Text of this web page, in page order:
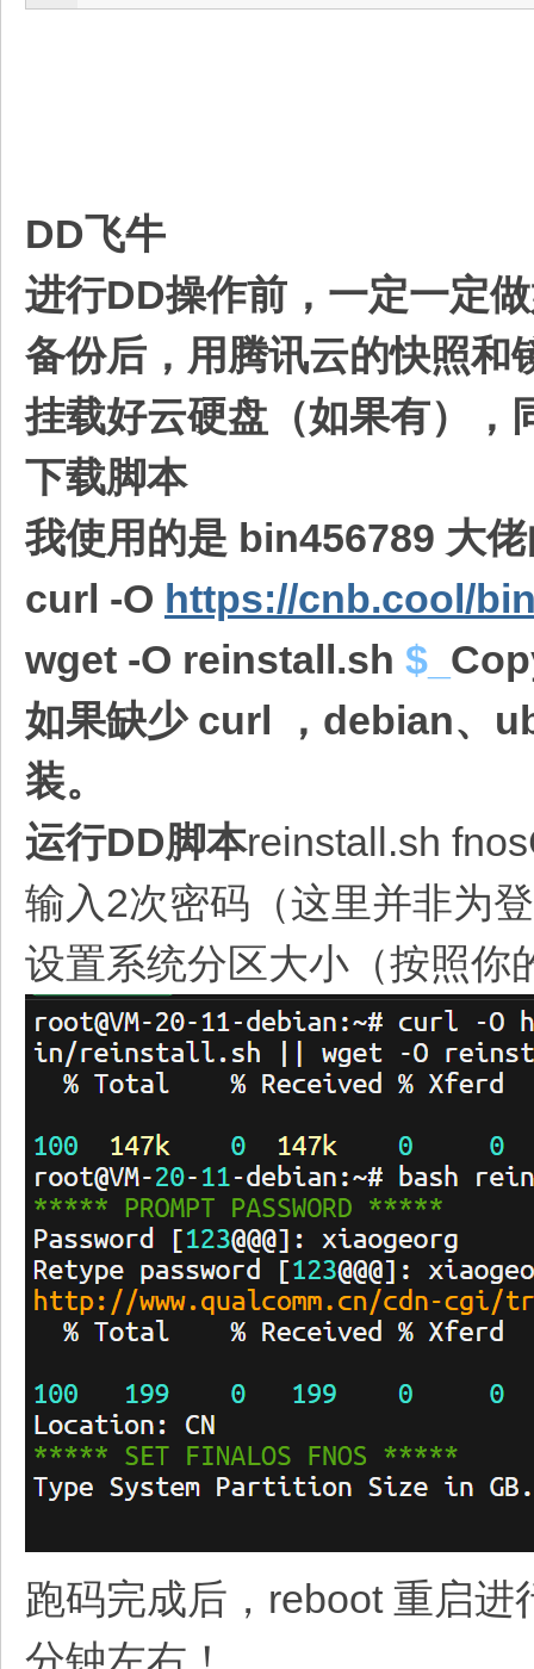
DD飞牛
进行DD操作前，一定一定
备份后，用腾讯云的快照和
挂载好云硬盘（如果有）
下载脚本
我使用的是 bin456789 大
curl -O https://cnb.cool/
wget -O reinstall.sh $_
如果缺少 curl​ ，debian、
装。
运行DD脚本reinstall.sh
输入2次密码（这里并非为
设置系统分区大小（按照你
跑码完成后，reboot​ 重启
分钟左右！